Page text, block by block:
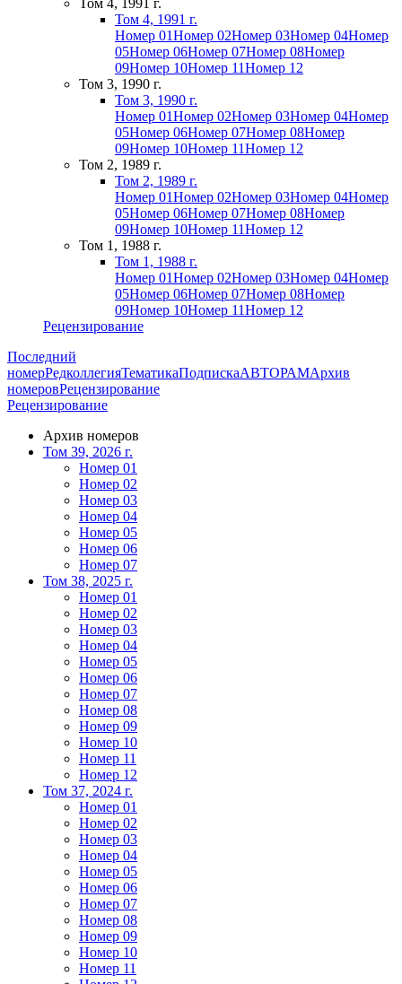
Том 4, 1991 г.
Том 4, 1991 г.
Номер 01Номер 02Номер 03Номер 04Номер
05Номер 06Номер 07Номер 08Номер
09Номер 10Номер 11Номер 12
Том 3, 1990 г.
Том 3, 1990 г.
Номер 01Номер 02Номер 03Номер 04Номер
05Номер 06Номер 07Номер 08Номер
09Номер 10Номер 11Номер 12
Том 2, 1989 г.
Том 2, 1989 г.
Номер 01Номер 02Номер 03Номер 04Номер
05Номер 06Номер 07Номер 08Номер
09Номер 10Номер 11Номер 12
Том 1, 1988 г.
Том 1, 1988 г.
Номер 01Номер 02Номер 03Номер 04Номер
05Номер 06Номер 07Номер 08Номер
09Номер 10Номер 11Номер 12
Рецензирование
Последний
номерРедколлегияТематикаПодпискаАВТОРАМАрхив
номеровРецензирование
Рецензирование
Архив номеров
Том 39, 2026 г.
Номер 01
Номер 02
Номер 03
Номер 04
Номер 05
Номер 06
Номер 07
Том 38, 2025 г.
Номер 01
Номер 02
Номер 03
Номер 04
Номер 05
Номер 06
Номер 07
Номер 08
Номер 09
Номер 10
Номер 11
Номер 12
Том 37, 2024 г.
Номер 01
Номер 02
Номер 03
Номер 04
Номер 05
Номер 06
Номер 07
Номер 08
Номер 09
Номер 10
Номер 11